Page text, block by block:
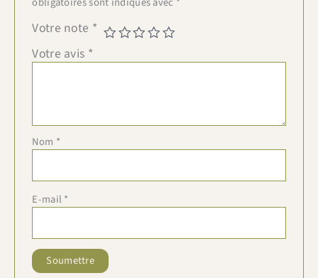
Votre note *
Votre avis *
Nom *
E-mail *